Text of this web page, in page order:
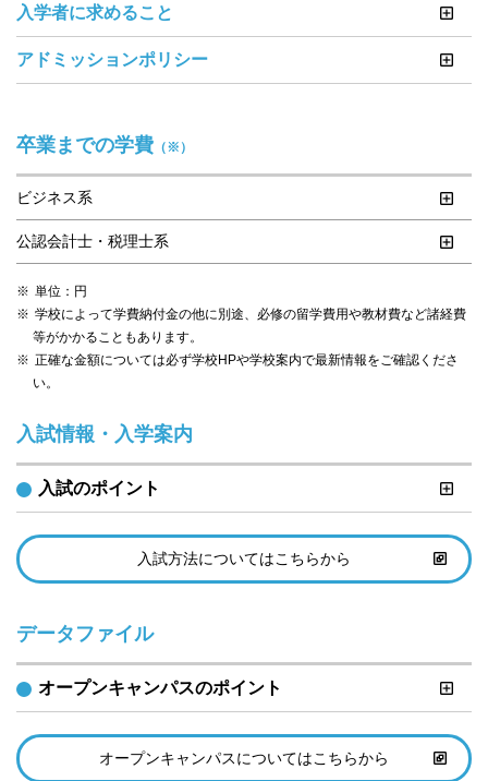
入学者に求めること
アドミッションポリシー
卒業までの学費 （※）
ビジネス系
公認会計士・税理士系
単位：円
学校によって学費納付金の他に別途、必修の留学費用や教材費など諸経費
等がかかることもあります。
正確な金額については必ず学校HPや学校案内で最新情報をご確認くださ
い。
入試情報・入学案内
入試のポイント
入試方法についてはこちらから
データファイル
オープンキャンパスのポイント
オープンキャンパスについてはこちらから